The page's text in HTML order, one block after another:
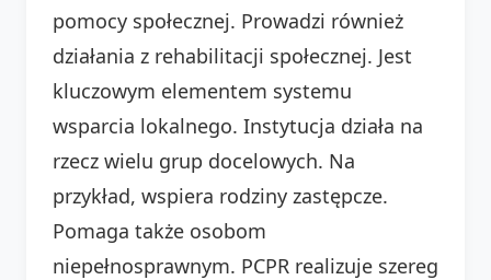
pomocy społecznej. Prowadzi również
działania z rehabilitacji społecznej. Jest
kluczowym elementem systemu
wsparcia lokalnego. Instytucja działa na
rzecz wielu grup docelowych. Na
przykład, wspiera rodziny zastępcze.
Pomaga także osobom
niepełnosprawnym. PCPR realizuje szereg